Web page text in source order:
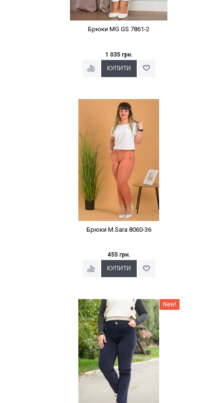
Брюки MG GS 7861-2
1 035 грн.
Наклейки Варіант з %
Брюки M.Sara 8060-36
455 грн.
Наклейки Варіант з % New!